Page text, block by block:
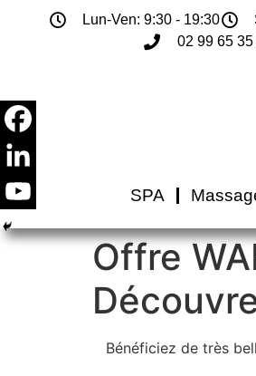
Lun-Ven: 9:30 - 19:30
02 99 65 35
SPA
Offre
Bénéficiez de très